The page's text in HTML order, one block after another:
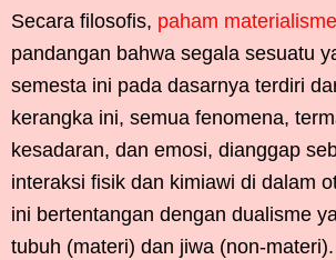
Secara filosofis, paham materialisme
pandangan bahwa segala sesuatu
semesta ini pada dasarnya terdiri
kerangka ini, semua fenomena,
kesadaran, dan emosi, dianggap
interaksi fisik dan kimiawi di dalam
ini bertentangan dengan dualisme
tubuh (materi) dan jiwa (non-materi).